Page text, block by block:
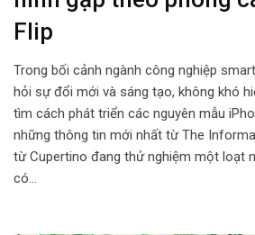
Flip
Trong bối cảnh ngành công nghiệp
hỏi sự đổi mới và sáng tạo, không khó
tìm cách phát triển các nguyên mẫu
những thông tin mới nhất từ The
từ Cupertino đang thử nghiệm một loạt
có…